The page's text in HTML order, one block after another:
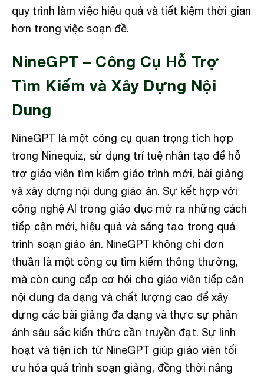
quy trình làm việc hiệu quả và tiết kiệm thời gian
hơn trong việc soạn đề.
NineGPT – Công Cụ Hỗ Trợ
Tìm Kiếm và Xây Dựng Nội
Dung
NineGPT là một công cụ quan trọng tích hợp
trong Ninequiz, sử dụng trí tuệ nhân tạo để hỗ
trợ giáo viên tìm kiếm giáo trình mới, bài giảng
và xây dựng nội dung giáo án. Sự kết hợp với
công nghệ AI trong giáo dục mở ra những cách
tiếp cận mới, hiệu quả và sáng tạo trong quá
trình soạn giáo án. NineGPT không chỉ đơn
thuần là một công cụ tìm kiếm thông thường,
mà còn cung cấp cơ hội cho giáo viên tiếp cận
nội dung đa dạng và chất lượng cao để xây
dựng các bài giảng đa dạng và thực sự phản
ánh sâu sắc kiến thức cần truyền đạt. Sự linh
hoạt và tiện ích từ NineGPT giúp giáo viên tối
ưu hóa quá trình soạn giảng, đồng thời nâng